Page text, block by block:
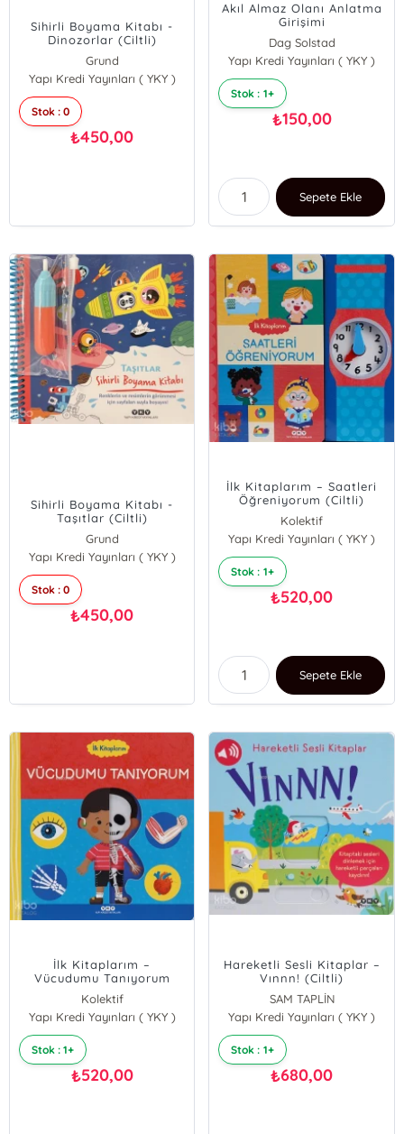
Sihirli Boyama Kitabı -
Dinozorlar (Ciltli)
Grund
Yapı Kredi Yayınları ( YKY )
Stok : 0
₺450,00
Akıl Almaz Olanı Anlatma
Girişimi
Dag Solstad
Yapı Kredi Yayınları ( YKY )
Stok : 1+
₺150,00
Sepete Ekle
Sihirli Boyama Kitabı -
Taşıtlar (Ciltli)
Grund
Yapı Kredi Yayınları ( YKY )
Stok : 0
₺450,00
İlk Kitaplarım – Saatleri
Öğreniyorum (Ciltli)
Kolektif
Yapı Kredi Yayınları ( YKY )
Stok : 1+
₺520,00
Sepete Ekle
İlk Kitaplarım –
Vücudumu Tanıyorum
(Ciltli)
Kolektif
Yapı Kredi Yayınları ( YKY )
Stok : 1+
₺520,00
Hareketli Sesli Kitaplar –
Vınnn! (Ciltli)
SAM TAPLİN
Yapı Kredi Yayınları ( YKY )
Stok : 1+
₺680,00